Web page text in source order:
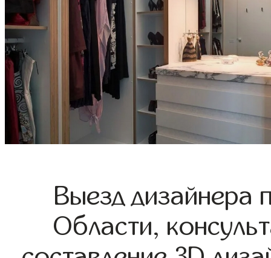
Выезд дизайнера
Области,